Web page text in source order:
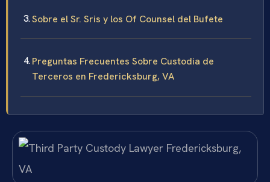
Sobre el Sr. Sris y los Of Counsel del Bufete
Preguntas Frecuentes Sobre Custodia de
Terceros en Fredericksburg, VA